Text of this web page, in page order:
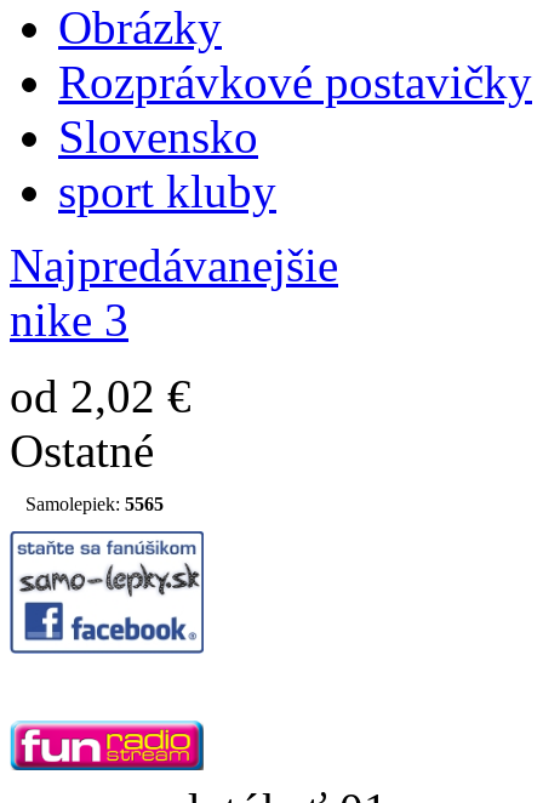
Obrázky
Rozprávkové postavičky
Slovensko
sport kluby
Najpredávanejšie
nike 3
od 2,02 €
Ostatné
Samolepiek: 5565